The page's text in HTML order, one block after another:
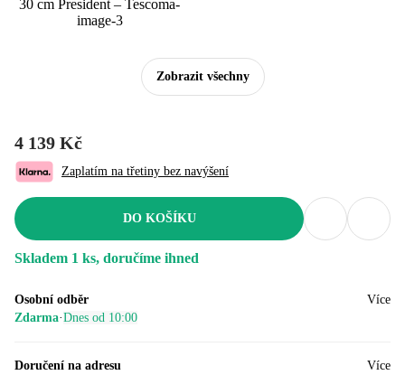
Zobrazit všechny
4 139 Kč
Zaplatím na třetiny bez navýšení
DO KOŠÍKU
Skladem 1 ks, doručíme ihned
Osobní odběr
Zdarma·Dnes od 10:00
Více
Doručení na adresu
Více